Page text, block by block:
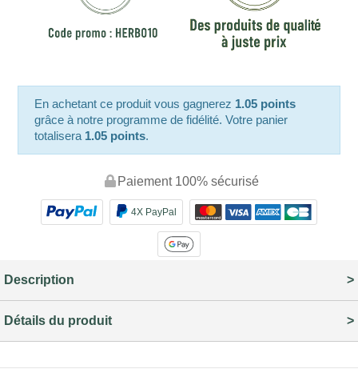
En achetant ce produit vous gagnerez 1.05 points
grâce à notre programme de fidélité. Votre panier
totalisera 1.05 points.
Paiement 100% sécurisé
4X PayPal
Description
Détails du produit